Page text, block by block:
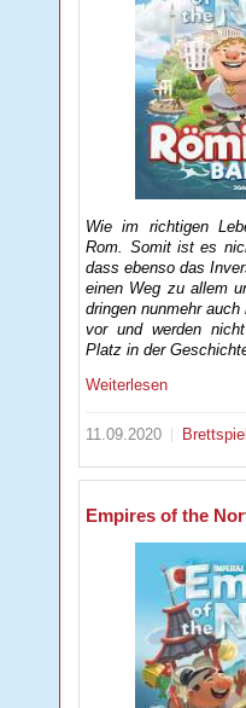
Wie im richtigen
Rom. Somit ist es
dass ebenso das
einen Weg zu allem
dringen nunmehr auch
vor und werden
Platz in der
Weiterlesen
11.09.2020
Empires of the